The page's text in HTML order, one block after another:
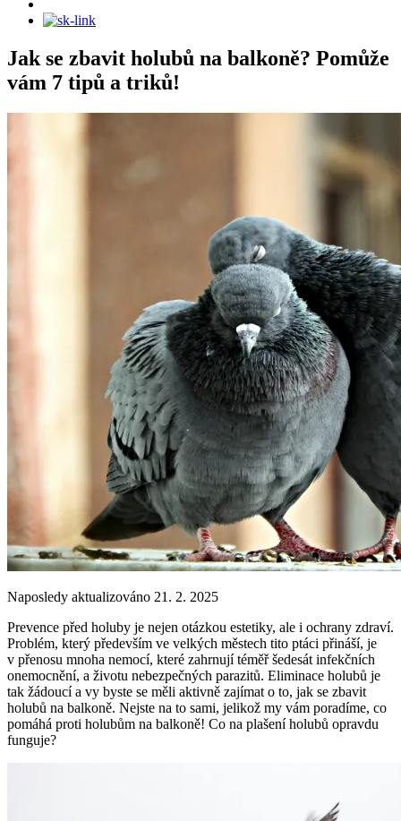
Jak se zbavit holubů na balkoně? Pomůže
vám 7 tipů a triků!
Naposledy aktualizováno 21. 2. 2025
Prevence před holuby je nejen otázkou estetiky, ale i ochrany zdraví.
Problém, který především ve velkých městech tito ptáci přináší, je
v přenosu mnoha nemocí, které zahrnují téměř šedesát infekčních
onemocnění, a životu nebezpečných parazitů. Eliminace holubů je
tak žádoucí a vy byste se měli aktivně zajímat o to, jak se zbavit
holubů na balkoně. Nejste na to sami, jelikož my vám poradíme, co
pomáhá proti holubům na balkoně! Co na plašení holubů opravdu
funguje?